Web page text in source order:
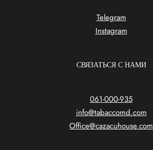
Telegram
Instagram
СВЯЗАТЬСЯ С НАМИ
061-000-935
info@tabaccomd.com
Office@cazacuhouse.com